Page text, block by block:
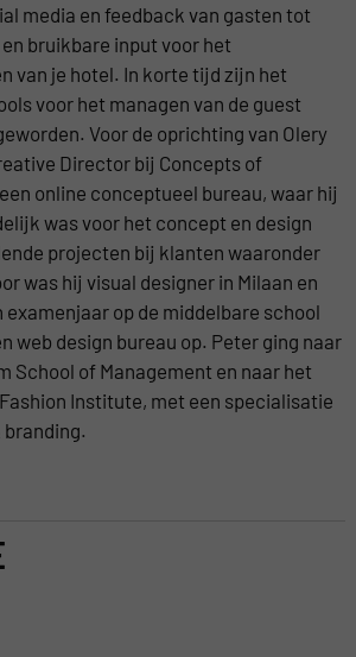
media en feedback van gasten tot
bruikbare input voor het
van je hotel. In korte tijd zijn het
voor het managen van de guest
Voor de oprichting van Olery
Director bij Concepts of
online conceptueel bureau, waar hij
was voor het concept en design
projecten bij klanten waaronder
was hij visual designer in Milaan en
examenjaar op de middelbare school
web design bureau op. Peter ging naar
School of Management en naar het
Institute, met een specialisatie